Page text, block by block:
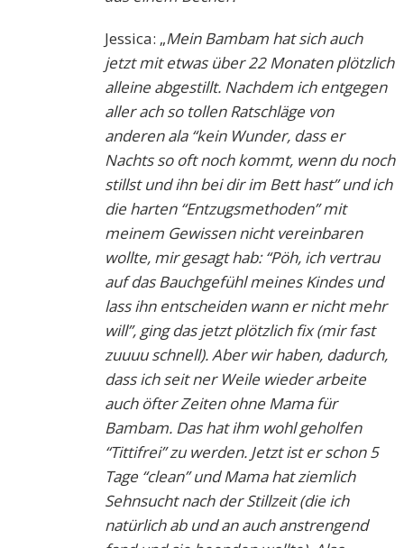
Jessica: „Mein Bambam hat sich auch
jetzt mit etwas über 22 Monaten plötzlich
alleine abgestillt. Nachdem ich entgegen
aller ach so tollen Ratschläge von
anderen ala “kein Wunder, dass er
Nachts so oft noch kommt, wenn du noch
stillst und ihn bei dir im Bett hast” und ich
die harten “Entzugsmethoden” mit
meinem Gewissen nicht vereinbaren
wollte, mir gesagt hab: “Pöh, ich vertrau
auf das Bauchgefühl meines Kindes und
lass ihn entscheiden wann er nicht mehr
will”, ging das jetzt plötzlich fix (mir fast
zuuuu schnell). Aber wir haben, dadurch,
dass ich seit ner Weile wieder arbeite
auch öfter Zeiten ohne Mama für
Bambam. Das hat ihm wohl geholfen
“Tittifrei” zu werden. Jetzt ist er schon 5
Tage “clean” und Mama hat ziemlich
Sehnsucht nach der Stillzeit (die ich
natürlich ab und an auch anstrengend